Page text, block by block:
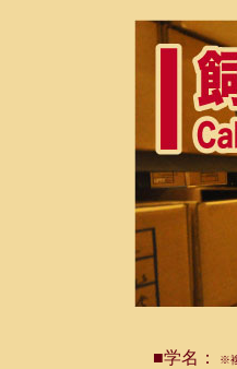
■学名： ※